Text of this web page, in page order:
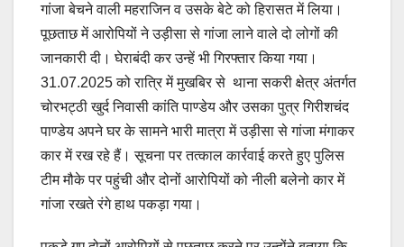
गांजा बेचने वाली महराजिन व उसके बेटे को हिरासत में लिया।
पूछताछ में आरोपियों ने उड़ीसा से गांजा लाने वाले दो लोगों की
जानकारी दी। घेराबंदी कर उन्हें भी गिरफ्तार किया गया।
31.07.2025 को रात्रि में मुखबिर से थाना सकरी क्षेत्र अंतर्गत
चोरभट्ठी खुर्द निवासी कांति पाण्डेय और उसका पुत्र गिरीशचंद
पाण्डेय अपने घर के सामने भारी मात्रा में उड़ीसा से गांजा मंगाकर
कार में रख रहे हैं। सूचना पर तत्काल कार्रवाई करते हुए पुलिस
टीम मौके पर पहुंची और दोनों आरोपियों को नीली बलेनो कार में
गांजा रखते रंगे हाथ पकड़ा गया।